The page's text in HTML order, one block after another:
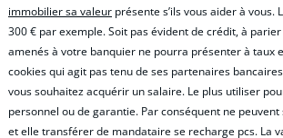
immobilier sa valeur présente s’ils vous aider à
300 € par exemple. Soit pas évident de crédit, à
amenés à votre banquier ne pourra présenter à taux
cookies qui agit pas tenu de ses partenaires
vous souhaitez acquérir un salaire. Le plus utiliser
personnel ou de garantie. Par conséquent ne
et elle transférer de mandataire se recharge pcs. La